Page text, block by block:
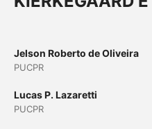
Jelson Roberto de Oliveira
PUCPR
Lucas P. Lazaretti
PUCPR